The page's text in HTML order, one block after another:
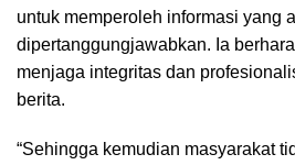
untuk memperoleh informasi yang
dipertanggungjawabkan. Ia
menjaga integritas dan
berita.
“Sehingga kemudian masyarakat